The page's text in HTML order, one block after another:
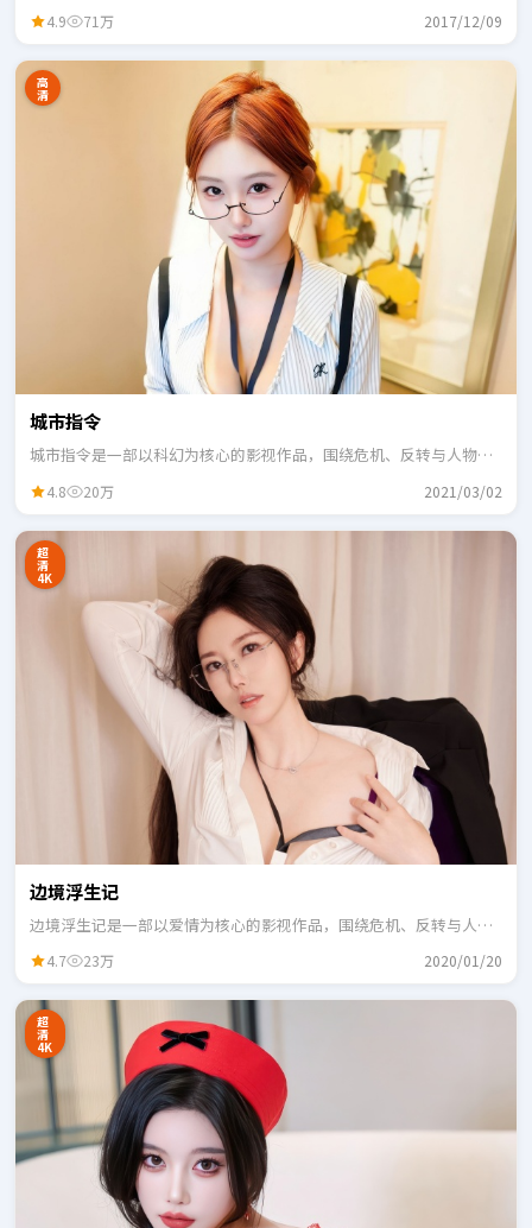
4.9 71万 2017/12/09
高
清
城市指令
城市指令是一部以科幻为核心的影视作品，围绕危机、反转与人物成
4.8 20万 2021/03/02
超
清
4K
边境浮生记
边境浮生记是一部以爱情为核心的影视作品，围绕危机、反转与人物
4.7 23万 2020/01/20
超
清
4K